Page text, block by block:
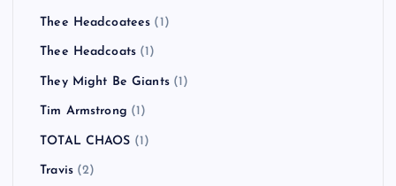
Thee Headcoatees (1)
Thee Headcoats (1)
They Might Be Giants(1)
Tim Armstrong (1)
TOTAL CHAOS (1)
Travis(2)